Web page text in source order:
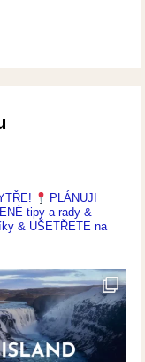
PLÁNUJI
tipy a rady &
& UŠETŘETE na